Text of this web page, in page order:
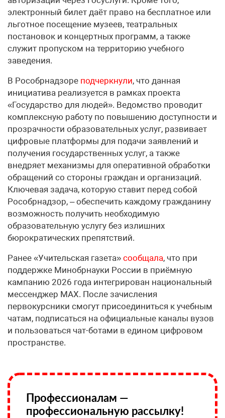
электронный билет даёт право на бесплатное или
льготное посещение музеев, театральных
постановок и концертных программ, а также
служит пропуском на территорию учебного
заведения.
В Рособрнадзоре подчеркнули, что данная
инициатива реализуется в рамках проекта
«Государство для людей». Ведомство проводит
комплексную работу по повышению доступности и
прозрачности образовательных услуг, развивает
цифровые платформы для подачи заявлений и
получения государственных услуг, а также
внедряет механизмы для оперативной обработки
обращений со стороны граждан и организаций.
Ключевая задача, которую ставит перед собой
Рособрнадзор, – обеспечить каждому гражданину
возможность получить необходимую
образовательную услугу без излишних
бюрократических препятствий.
Ранее «Учительская газета» сообщала, что при
поддержке Минобрнауки России в приёмную
кампанию 2026 года интегрирован национальный
мессенджер MAX. После зачисления
первокурсники смогут присоединиться к учебным
чатам, подписаться на официальные каналы вузов
и пользоваться чат-ботами в едином цифровом
пространстве.
Профессионалам —
профессиональную рассылку!